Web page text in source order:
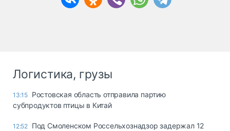
Логистика, грузы
13:15 Ростовская область отправила партию
субпродуктов птицы в Китай
12:52 Под Смоленском Россельхознадзор задержал 12